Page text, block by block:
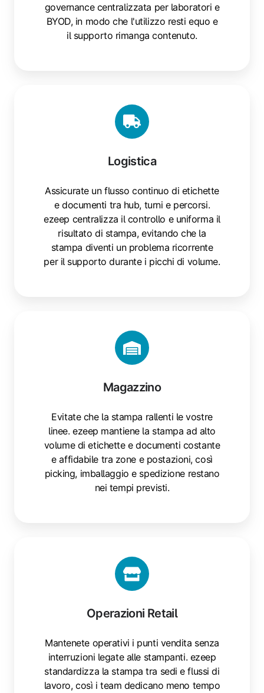
governance centralizzata per laboratori e
BYOD, in modo che l'utilizzo resti equo e
il supporto rimanga contenuto.
Logistica
Assicurate un flusso continuo di etichette
e documenti tra hub, turni e percorsi.
ezeep centralizza il controllo e uniforma il
risultato di stampa, evitando che la
stampa diventi un problema ricorrente
per il supporto durante i picchi di volume.
Magazzino
Evitate che la stampa rallenti le vostre
linee. ezeep mantiene la stampa ad alto
volume di etichette e documenti costante
e affidabile tra zone e postazioni, così
picking, imballaggio e spedizione restano
nei tempi previsti.
Operazioni Retail
Mantenete operativi i punti vendita senza
interruzioni legate alle stampanti. ezeep
standardizza la stampa tra sedi e flussi di
lavoro, così i team dedicano meno tempo
Retail